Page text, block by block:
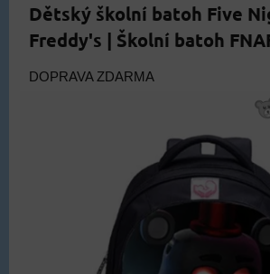
Dětský školní batoh Five
Freddy's | Školní batoh
DOPRAVA ZDARMA